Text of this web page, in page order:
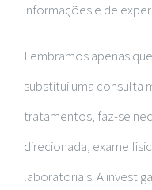
informações e de
Lembramos apenas
substitui uma consulta
tratamentos, faz-se
direcionada, exame
laboratoriais. A